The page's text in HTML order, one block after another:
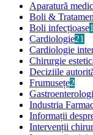
Aparatură
Boli &
Boli infecțioase
Cardiologie21
Cardiologie
Chirurgie
Deciziile
Frumusețe2
Industria
Informații
Intervenții